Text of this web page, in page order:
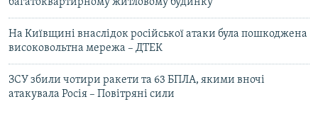
багатоквартирному житловому будинку
На Київщині внаслідок російської атаки була пошкоджена
високовольтна мережа – ДТЕК
ЗСУ збили чотири ракети та 63 БПЛА, якими вночі
атакувала Росія – Повітряні сили